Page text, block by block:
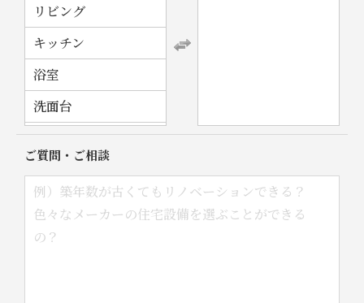
リビング
キッチン
浴室
洗面台
トイレ
外壁
その他
ご質問・ご相談